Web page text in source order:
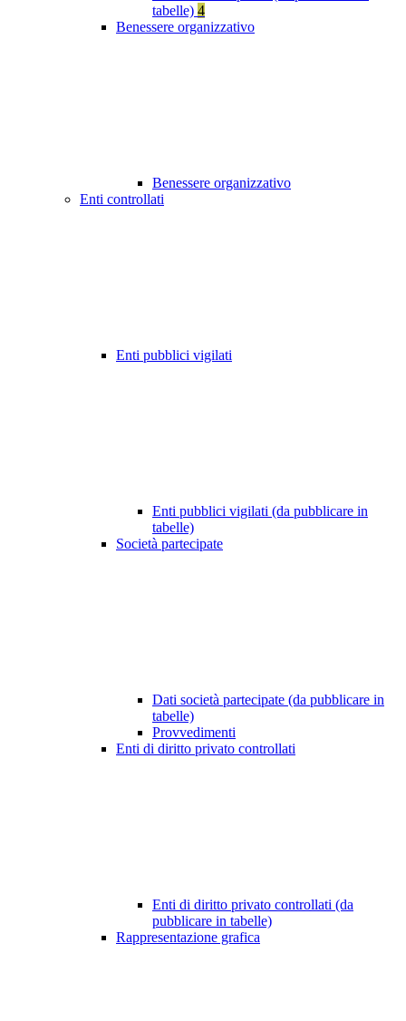
tabelle) 4
Benessere organizzativo
Benessere organizzativo
Enti controllati
Enti pubblici vigilati
Enti pubblici vigilati (da pubblicare in
tabelle)
Società partecipate
Dati società partecipate (da pubblicare in
tabelle)
Provvedimenti
Enti di diritto privato controllati
Enti di diritto privato controllati (da
pubblicare in tabelle)
Rappresentazione grafica